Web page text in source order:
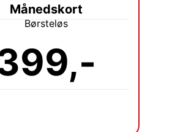
Månedskort
Børsteløs